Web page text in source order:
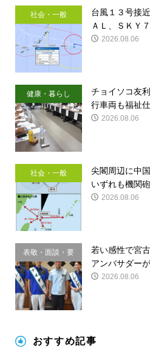
社会・一般
台風１３号接
ＡＬ、ＳＫＹ
2026.08.06
健康・暮らし
チョイソコ友
行車両も福祉
2026.08.06
社会・一般
尖閣周辺に中
いずれも機関
2026.08.06
表敬・面談・要
請
若い感性で宮
アンバサダー
2026.08.06
おすすめ記事